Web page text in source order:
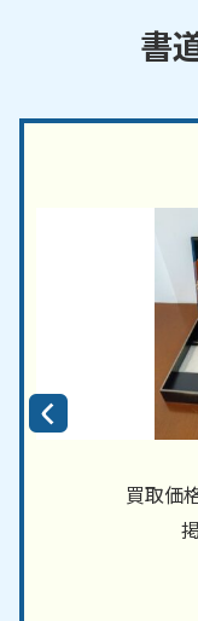
書
買取価